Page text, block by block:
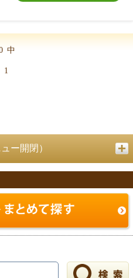
中
1
ー開閉）